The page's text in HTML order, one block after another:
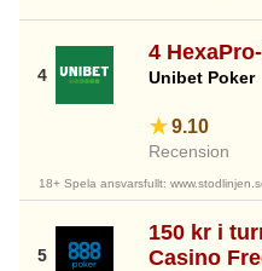
4
Unibet Poker
9.10
Recension
18+ Spela ansvarsfullt:
150 kr i
Casino